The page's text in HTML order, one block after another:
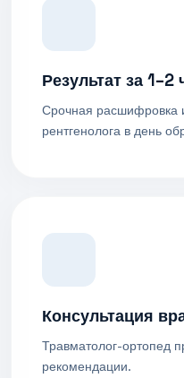
Результат за 1–2
Срочная расшифровка
рентгенолога в день
Консультация
Травматолог-ортопед
рекомендации.